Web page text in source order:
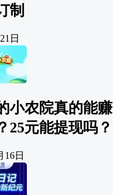
制
日
小农院真的能赚
25元能提现吗？
16日